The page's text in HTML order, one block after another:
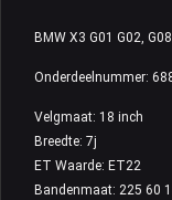
BMW X3 G01 G02,
Onderdeelnummer:
Velgmaat: 18 inch
Breedte: 7j
ET Waarde: ET22
Bandenmaat: 225 60